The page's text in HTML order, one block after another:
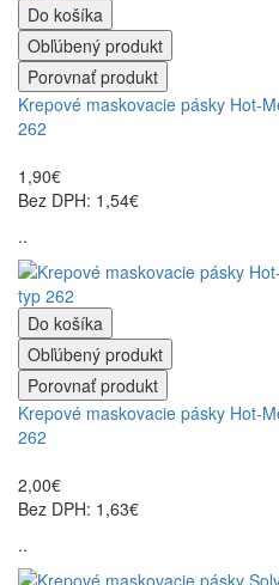
Do košíka
Obľúbený produkt
Porovnať produkt
Krepové maskovacie pásky Hot-
262
1,90€
Bez DPH: 1,54€
..
Do košíka
Obľúbený produkt
Porovnať produkt
Krepové maskovacie pásky Hot-
262
2,00€
Bez DPH: 1,63€
..